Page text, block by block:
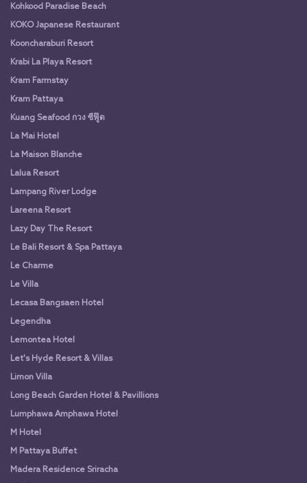
Kohkood Paradise Beach
KOKO Japanese Restaurant
Kooncharaburi Resort
Krabi La Playa Resort
Kram Farmstay
Kram Pattaya
Kuang Seafood กวง ซีฟู๊ด
La Mai Hotel
La Maison Blanche
Lalua Resort
Lampang River Lodge
Lareena Resort
Lazy Day The Resort
Le Bali Resort & Spa Pattaya
Le Charme
Le Villa
Lecasa Bangsaen Hotel
Legendha
Lemontea Hotel
Let's Hyde Resort & Villas
Limon Villa
Long Beach Garden Hotel & Pavillions
Lumphawa Amphawa Hotel
M Hotel
M Pattaya Buffet
Madera Residence Sriracha